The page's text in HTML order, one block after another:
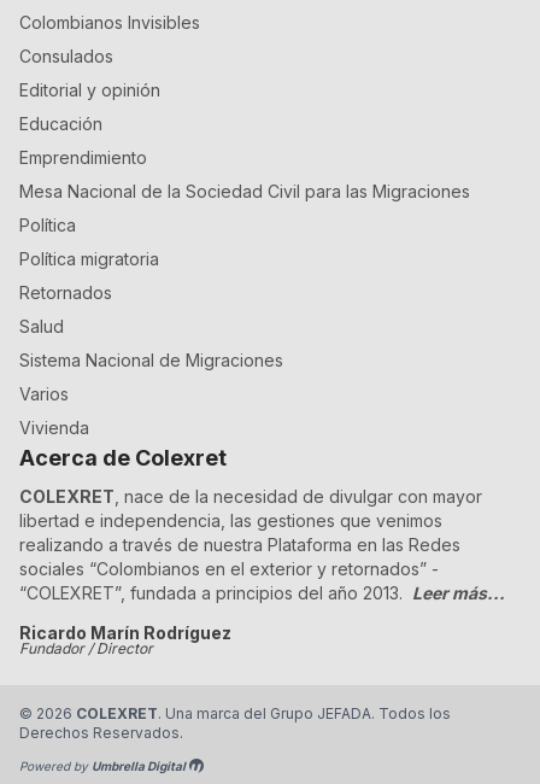
Colombianos Invisibles
Consulados
Editorial y opinión
Educación
Emprendimiento
Mesa Nacional de la Sociedad Civil para las Migraciones
Política
Política migratoria
Retornados
Salud
Sistema Nacional de Migraciones
Varios
Vivienda
Acerca de Colexret
COLEXRET , nace de la necesidad de divulgar con mayor
libertad e independencia, las gestiones que venimos
realizando a través de nuestra Plataforma en las Redes
sociales “Colombianos en el exterior y retornados” -
“COLEXRET”, fundada a principios del año 2013. Leer más...
Ricardo Marín Rodríguez
Fundador / Director
© 2026 COLEXRET. Una marca del Grupo JEFADA. Todos los
Derechos Reservados.
Powered by Umbrella Digital 